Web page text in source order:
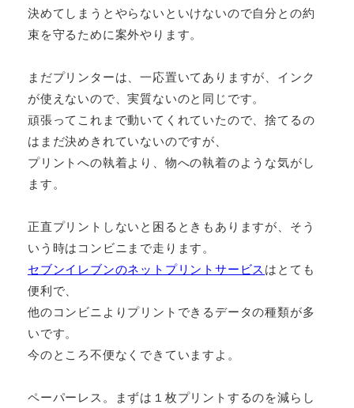
決めてしまうとやらないといけないので自分との約
束を守るために案外やります。
まだプリンターは、一応置いてありますが、インク
が使えないので、実質ないのと同じです。
頑張ってこれまで動いてくれていたので、捨てるの
はまだ決めきれていないのですが、
プリントへの執着より、物への執着のような気がし
ます。
正直プリントしないと困るときもありますが、そう
いう時はコンビニまで走ります。
セブンイレブンのネットプリントサービスはとても
便利で、
他のコンビニよりプリントできるデータの種類が多
いです。
今のところ不便なくできていますよ。
ペーパーレス。まずは１枚プリントするのを減らし